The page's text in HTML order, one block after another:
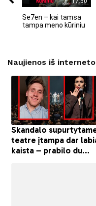
Se7en – kai tamsa
tampa meno kūriniu
Naujienos iš interneto